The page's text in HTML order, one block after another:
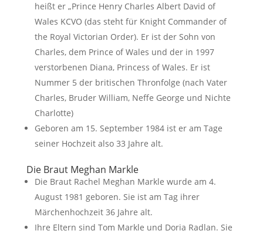
heißt er „Prince Henry Charles Albert David of
Wales KCVO (das steht für Knight Commander of
the Royal Victorian Order). Er ist der Sohn von
Charles, dem Prince of Wales und der in 1997
verstorbenen Diana, Princess of Wales. Er ist
Nummer 5 der britischen Thronfolge (nach Vater
Charles, Bruder William, Neffe George und Nichte
Charlotte)
Geboren am 15. September 1984 ist er am Tage
seiner Hochzeit also 33 Jahre alt.
Die Braut Meghan Markle
Die Braut Rachel Meghan Markle wurde am 4.
August 1981 geboren. Sie ist am Tag ihrer
Märchenhochzeit 36 Jahre alt.
Ihre Eltern sind Tom Markle und Doria Radlan. Sie